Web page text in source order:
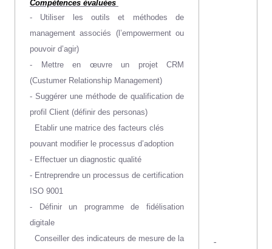
Compétences évaluées
- Utiliser les outils et méthodes de
management associés (l’empowerment ou
pouvoir d’agir)
- Mettre en œuvre un projet CRM
(Custumer Relationship Management)
- Suggérer une méthode de qualification de
profil Client (définir des personas)
Etablir une matrice des facteurs clés
pouvant modifier le processus d’adoption
- Effectuer un diagnostic qualité
- Entreprendre un processus de certification
ISO 9001
- Définir un programme de fidélisation
digitale
Conseiller des indicateurs de mesure de la
-